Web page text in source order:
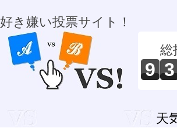
好き嫌い投票サイト！
総
9 3
天